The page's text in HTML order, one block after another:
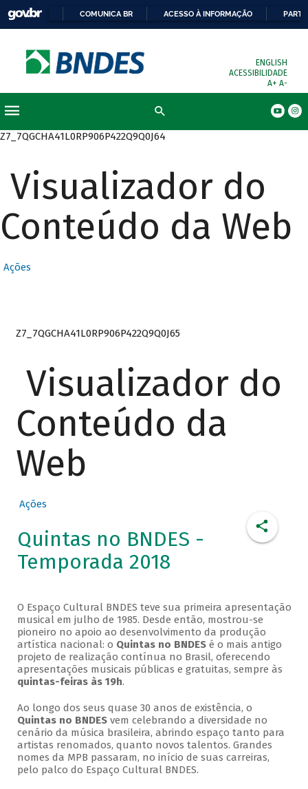
COMUNICA BR ACESSO À INFORMAÇÃO
ENGLISH
ACESSIBILIDADE
A+ A-
Z7_7QGCHA41L0RP906P422Q9Q0J64
Visualizador do
Conteúdo da Web
Ações
Z7_7QGCHA41L0RP906P422Q9Q0J65
Visualizador do
Conteúdo da
Web
Ações
Quintas no BNDES -
Temporada 2018
O Espaço Cultural BNDES teve sua primeira apresentação
musical em julho de 1985. Desde então, mostrou-se
pioneiro no apoio ao desenvolvimento da produção
artística nacional: o Quintas no BNDESé o mais antigo
projeto de realização contínua no Brasil, oferecendo
apresentações musicais públicas e gratuitas, sempre às
quintas-feiras às 19h.
Ao longo dos seus quase 30 anos de existência, o
Quintas no BNDESvem celebrando a diversidade no
cenário da música brasileira, abrindo espaço tanto para
artistas renomados, quanto novos talentos. Grandes
nomes da MPB passaram, no início de suas carreiras,
pelo palco do Espaço Cultural BNDES.